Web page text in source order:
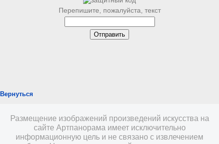
Перепишите, пожалуйста, текст
Вернуться
Размещение изображений произведений искусства на
сайте Артпанорама имеет исключительно
информационную цель и не связано с извлечением